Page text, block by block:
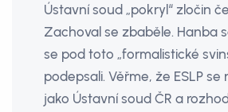
Ústavní soud „pokryl“ zločin
Zachoval se zbaběle. Hanba
se pod toto „formalistické
podepsali. Věřme, že ESLP
jako Ústavní soud ČR a